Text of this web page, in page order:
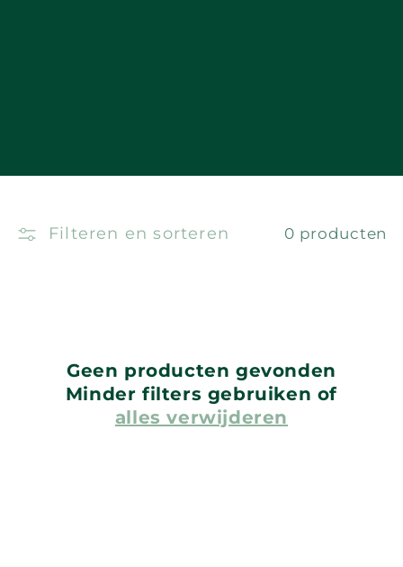
Filteren en sorteren 0 producten
Geen producten gevonden
Minder filters gebruiken of
alles verwijderen